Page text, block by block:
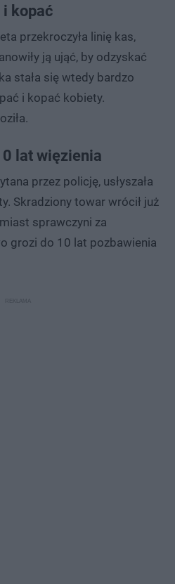
i kopać
przekroczyła linię kas,
ją ująć, by odzyskać
stała się wtedy bardzo
i kopać kobiety.
lat więzienia
przez policję, usłyszała
Skradziony towar wrócił już
sprawczyni za
grozi do 10 lat pozbawienia